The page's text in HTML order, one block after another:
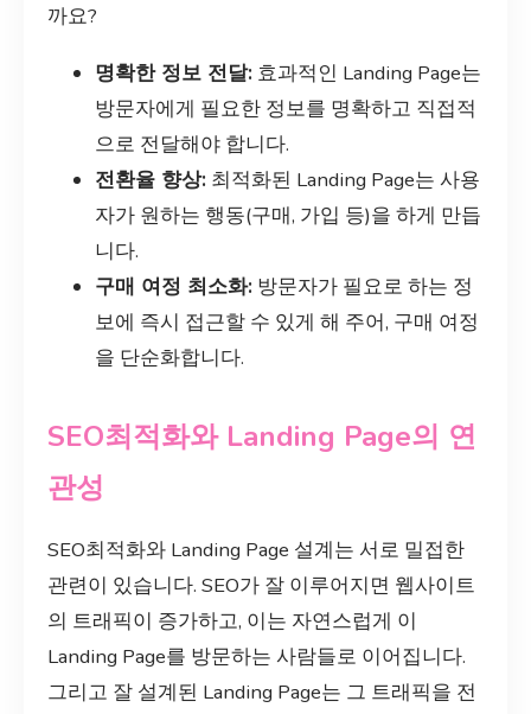
까요?
명확한 정보 전달: 효과적인 Landing Page는
방문자에게 필요한 정보를 명확하고 직접적
으로 전달해야 합니다.
전환율 향상: 최적화된 Landing Page는 사용
자가 원하는 행동(구매, 가입 등)을 하게 만듭
니다.
구매 여정 최소화: 방문자가 필요로 하는 정
보에 즉시 접근할 수 있게 해 주어, 구매 여정
을 단순화합니다.
SEO최적화와 Landing Page의 연
관성
SEO최적화와 Landing Page 설계는 서로 밀접한
관련이 있습니다. SEO가 잘 이루어지면 웹사이트
의 트래픽이 증가하고, 이는 자연스럽게 이
Landing Page를 방문하는 사람들로 이어집니다.
그리고 잘 설계된 Landing Page는 그 트래픽을 전